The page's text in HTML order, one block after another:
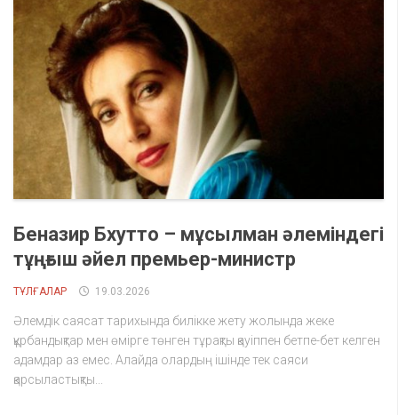
Беназир Бхутто – мұсылман әлеміндегі
тұңғыш әйел премьер-министр
ТҰЛҒАЛАР 19.03.2026
Әлемдік саясат тарихында билікке жету жолында жеке
құрбандықтар мен өмірге төнген тұрақты қауіппен бетпе-бет келген
адамдар аз емес. Алайда олардың ішінде тек саяси
қарсыластықты...